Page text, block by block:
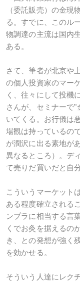
（委託販売）の金現
る。すでに、このル
物調達の主流は国内
ある。
さて、筆者が北京や
の個人投資家のマー
く、往々にして投機
さんが、セミナーで
いてくる。お行儀は
場観は持っているの
が潤沢に出る素地が
異なるところ）。デ
て売りだ買いだと自
こういうマーケット
ある程度確立される
ンプラに相当する言
くでお灸を据えるの
き、との発想が強く
を効かせる。
そういう人達にレク